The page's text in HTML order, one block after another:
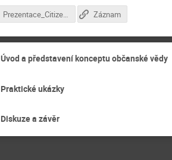
Prezentace_Citizen Science_12_12.pdf Záznam
Úvod a představení konceptu občanské vědy
Praktické ukázky
Diskuze a závěr